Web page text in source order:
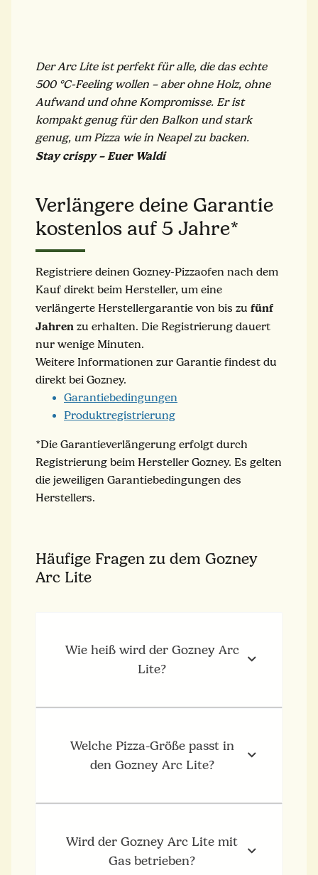
Der Arc Lite ist perfekt für alle, die das echte
500 °C-Feeling wollen – aber ohne Holz, ohne
Aufwand und ohne Kompromisse. Er ist
kompakt genug für den Balkon und stark
genug, um Pizza wie in Neapel zu backen.
Stay crispy – Euer Waldi
Verlängere deine Garantie
kostenlos auf 5 Jahre*
Registriere deinen Gozney-Pizzaofen nach dem
Kauf direkt beim Hersteller, um eine
verlängerte Herstellergarantie von bis zu fünf
Jahren zu erhalten. Die Registrierung dauert
nur wenige Minuten.
Weitere Informationen zur Garantie findest du
direkt bei Gozney.
Garantiebedingungen
Produktregistrierung
*Die Garantieverlängerung erfolgt durch
Registrierung beim Hersteller Gozney. Es gelten
die jeweiligen Garantiebedingungen des
Herstellers.
Häufige Fragen zu dem Gozney
Arc Lite
Wie heiß wird der Gozney Arc
Lite?
Welche Pizza-Größe passt in
den Gozney Arc Lite?
Wird der Gozney Arc Lite mit
Gas betrieben?